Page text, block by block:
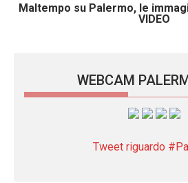
Maltempo su Palermo, le
VIDEO
WEBCAM
Tweet riguardo